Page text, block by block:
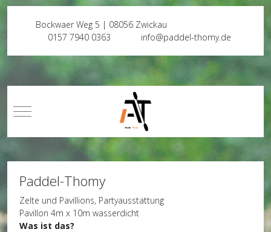
Bockwaer Weg 5 | 08056 Zwickau
0157 7940 0363
info@paddel-thomy.de
Mobile Menu Toggle
Paddel-Thomy
Zelte und Pavillions, Partyausstattung
Pavillon 4m x 10m wasserdicht
Was ist das?